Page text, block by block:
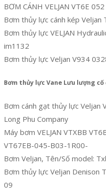
BƠM CÁNH VELJAN VT6E
Bơm thủy lực cánh kép Veljan
Bơm thủy lực VELJAN
im1132
Bơm thủy lực Veljan V934
Bơm thủy lực Vane Lưu lượng
Bơm cánh gạt thủy lực
Long Phu Company
Máy bơm VELJAN VTXBB
VT67EB-045-B03-1R00-
Bơm Veljan, Tên/Số model:
Bơm thủy lực Veljan Denison
09